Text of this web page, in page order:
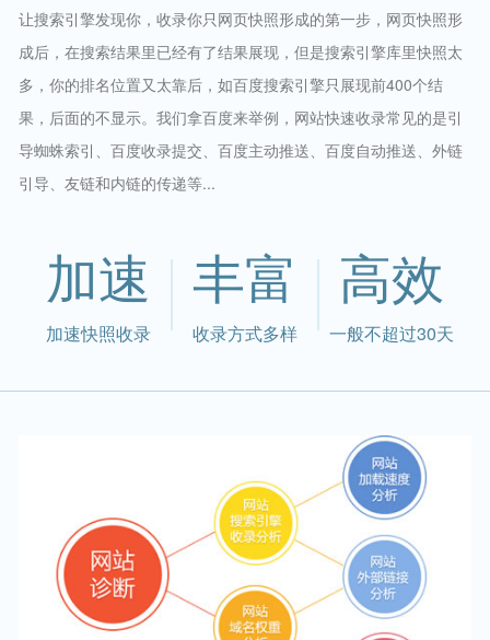
让搜索引擎发现你，收录你只网页快照形成的第一步，网页快照形
成后，在搜索结果里已经有了结果展现，但是搜索引擎库里快照太
多，你的排名位置又太靠后，如百度搜索引擎只展现前400个结
果，后面的不显示。我们拿百度来举例，网站快速收录常见的是引
导蜘蛛索引、百度收录提交、百度主动推送、百度自动推送、外链
引导、友链和内链的传递等...
加速
加速快照收录
丰富
收录方式多样
高效
一般不超过30天